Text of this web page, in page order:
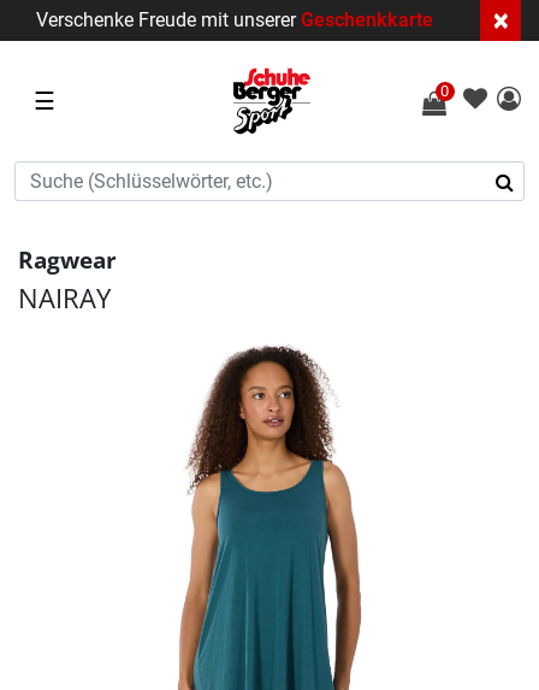
Verschenke Freude mit unsererGeschenkkarte ×
☰ 0
Ragwear
NAIRAY